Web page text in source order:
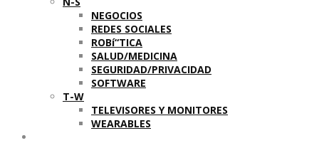
NEGOCIOS
REDES SOCIALES
ROBí“TICA
SALUD/MEDICINA
SEGURIDAD/PRIVACIDAD
SOFTWARE
T-W
TELEVISORES Y MONITORES
WEARABLES